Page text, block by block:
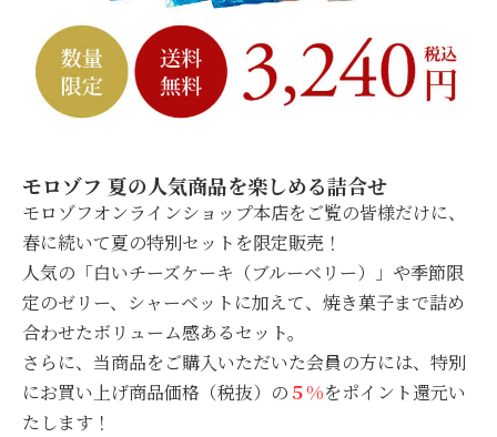
モロゾフ 夏の人気商品を楽しめる詰合せ
モロゾフオンラインショップ本店をご覧の皆様だけに、
春に続いて夏の特別セットを限定販売！
人気の「白いチーズケーキ（ブルーベリー）」や季節限
定のゼリー、 シャーベットに加えて、焼き菓子まで詰め
合わせたボリューム感あるセット。
さらに、当商品をご購入いただいた会員の方には、 特別
にお買い上げ商品価格（税抜）の５%をポイント還元い
たします！